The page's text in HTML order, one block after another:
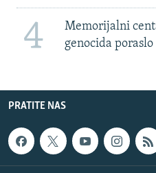
4
Memorijalni
genocida
PRATITE NAS